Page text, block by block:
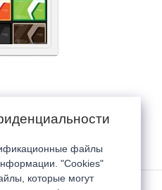
файлы
"Cookies"
которые могут